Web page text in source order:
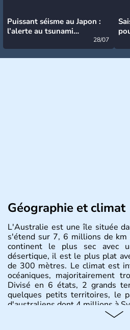
Puissant séisme au Japon :
l’alerte au tsunami
28/07
Géographie et climat
L'Australie est une île située
s'étend sur 7, 6 millions de km
continent le plus sec avec
désertique, il est le plus plat
de 300 mètres. Le climat est
océaniques, majoritairement
Divisé en 6 états, 2 grands
quelques petits territoires, le
d'australiens dont 4 millions à